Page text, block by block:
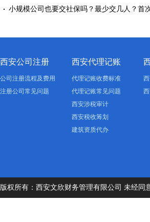
小规模公司也要交社保吗？最少交几人？首
西安公司注册
公司注册流程及费用
注册公司常见问题
西安代理记账
代理记账收费标准
代理记账常见问题
西安涉税审计
西安税收筹划
建筑资质代办
版权所有：西安文欣财务管理有限公司 未经